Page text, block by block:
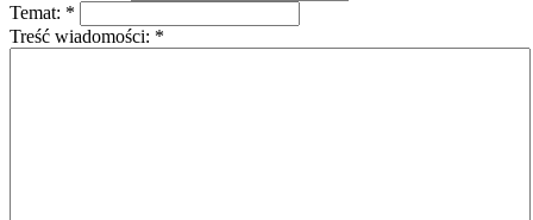
Temat: *
Treść wiadomości: *